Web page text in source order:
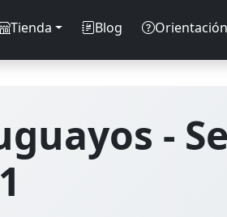
Tienda Blog Orientación
-